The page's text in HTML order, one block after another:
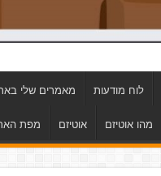
לוח מודעות מאמרים שלי
מהו אוטיזם אוטיזם מפת